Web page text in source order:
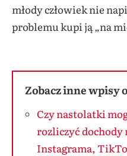
młody człowiek nie
problemu kupi ją „na
Zobacz inne wpisy
Czy nastolatki
rozliczyć
Instagrama,